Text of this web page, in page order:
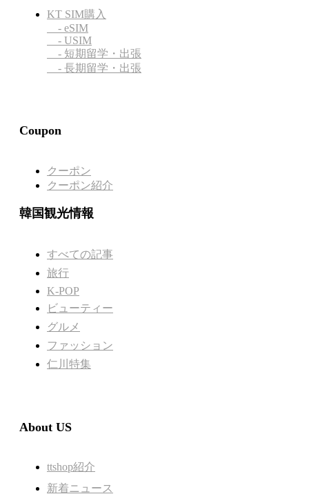
KT SIM購入
- eSIM
- USIM
- 短期留学・出張
- 長期留学・出張
Coupon
クーポン
クーポン紹介
韓国観光情報
すべての記事
旅行
K-POP
ビューティー
グルメ
ファッション
仁川特集
About US
ttshop紹介
新着ニュース